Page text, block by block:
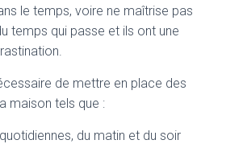
le temps, voire ne maîtrise pas
temps qui passe et ils ont une
de mettre en place des
maison tels que :
du matin et du soir